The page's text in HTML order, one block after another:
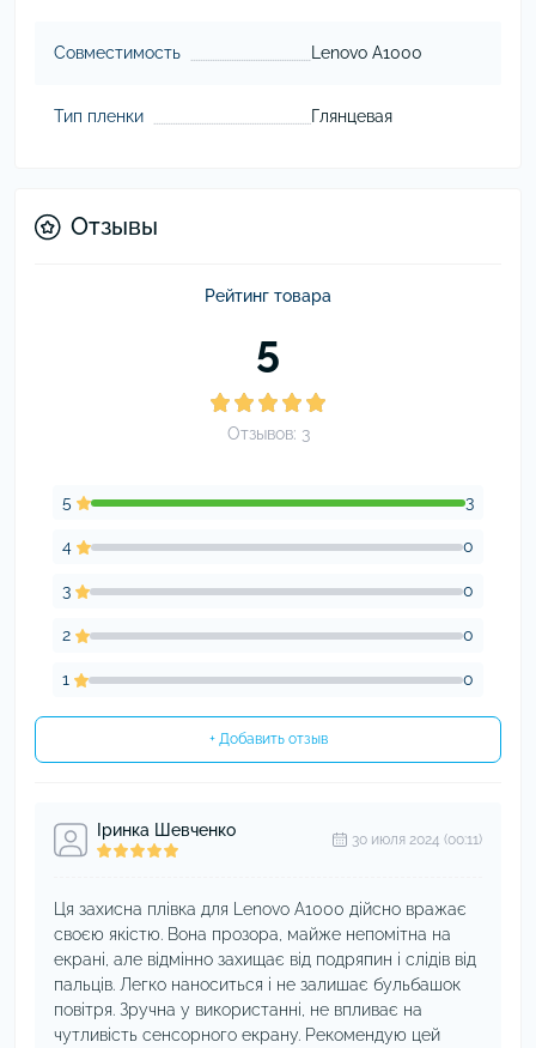
Совместимость Lenovo A1000
Тип пленки Глянцевая
Отзывы
Рейтинг товара
5
Отзывов: 3
5 3
4 0
3 0
2 0
1 0
+ Добавить отзыв
Іринка Шевченко 30 июля 2024 (00:11)
Ця захисна плівка для Lenovo A1000 дійсно вражає
своєю якістю. Вона прозора, майже непомітна на
екрані, але відмінно захищає від подряпин і слідів від
пальців. Легко наноситься і не залишає бульбашок
повітря. Зручна у використанні, не впливає на
чутливість сенсорного екрану. Рекомендую цей